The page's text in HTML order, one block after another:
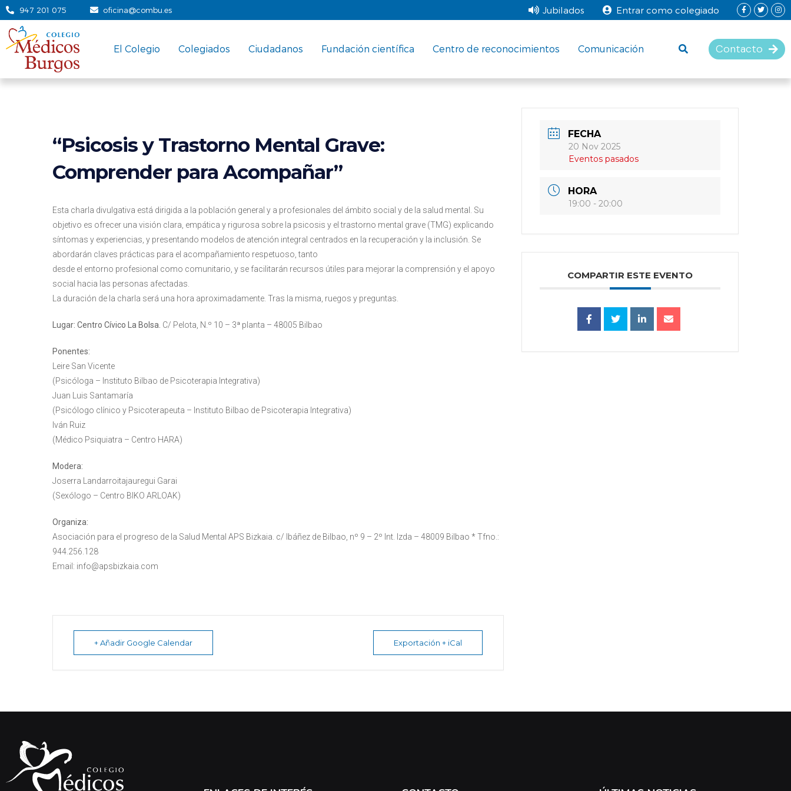
947 201 075 oficina@combu.es Jubilados Entrar como colegiado
El Colegio Colegiados Ciudadanos Fundación científica Centro de reconocimientos Comunicación Contacto
“Psicosis y Trastorno Mental Grave:
Comprender para Acompañar”
Esta charla divulgativa está dirigida a la población general y a profesionales del ámbito social y de la salud mental. Su
objetivo es ofrecer una visión clara, empática y rigurosa sobre la psicosis y el trastorno mental grave (TMG) explicando
síntomas y experiencias, y presentando modelos de atención integral centrados en la recuperación y la inclusión. Se
abordarán claves prácticas para el acompañamiento respetuoso, tanto
desde el entorno profesional como comunitario, y se facilitarán recursos útiles para mejorar la comprensión y el apoyo
social hacia las personas afectadas.
La duración de la charla será una hora aproximadamente. Tras la misma, ruegos y preguntas.
Lugar: Centro Cívico La Bolsa. C/ Pelota, N.º 10 – 3ª planta – 48005 Bilbao
Ponentes:
Leire San Vicente
(Psicóloga – Instituto Bilbao de Psicoterapia Integrativa)
Juan Luis Santamaría
(Psicólogo clínico y Psicoterapeuta – Instituto Bilbao de Psicoterapia Integrativa)
Iván Ruiz
(Médico Psiquiatra – Centro HARA)
Modera:
Joserra Landarroitajauregui Garai
(Sexólogo – Centro BIKO ARLOAK)
Organiza:
Asociación para el progreso de la Salud Mental APS Bizkaia. c/ Ibáñez de Bilbao, nº 9 – 2º Int. Izda – 48009 Bilbao * Tfno.:
944.256.128
Email: info@apsbizkaia.com
+ Añadir Google Calendar Exportación + iCal
FECHA
20 Nov 2025
Eventos pasados
HORA
19:00 - 20:00
COMPARTIR ESTE EVENTO